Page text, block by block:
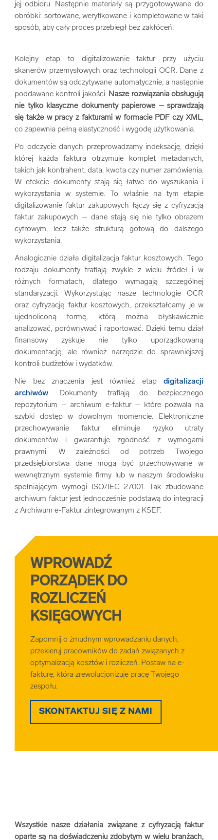
jej odbioru. Następnie materiały są przygotowywane do
obróbki: sortowane, weryfikowane i kompletowane w taki
sposób, aby cały proces przebiegł bez zakłóceń.
Kolejny etap to digitalizowanie faktur przy użyciu
skanerów przemysłowych oraz technologii OCR. Dane z
dokumentów są odczytywane automatycznie, a następnie
poddawane kontroli jakości. Nasze rozwiązania obsługują
nie tylko klasyczne dokumenty papierowe – sprawdzają
się także w pracy z fakturami w formacie PDF czy XML,
co zapewnia pełną elastyczność i wygodę użytkowania.
Po odczycie danych przeprowadzamy indeksację, dzięki
której każda faktura otrzymuje komplet metadanych,
takich jak kontrahent, data, kwota czy numer zamówienia.
W efekcie dokumenty stają się łatwe do wyszukania i
wykorzystania w systemie. To właśnie na tym etapie
digitalizowanie faktur zakupowych łączy się z cyfryzacją
faktur zakupowych – dane stają się nie tylko obrazem
cyfrowym, lecz także strukturą gotową do dalszego
wykorzystania.
Analogicznie działa digitalizacja faktur kosztowych. Tego
rodzaju dokumenty trafiają zwykle z wielu źródeł i w
różnych formatach, dlatego wymagają szczególnej
standaryzacji. Wykorzystując nasze technologie OCR
oraz cyfryzację faktur kosztowych, przekształcamy je w
ujednoliconą formę, którą można błyskawicznie
analizować, porównywać i raportować. Dzięki temu dział
finansowy zyskuje nie tylko uporządkowaną
dokumentację, ale również narzędzie do sprawniejszej
kontroli budżetów i wydatków.
Nie bez znaczenia jest również etap digitalizacji
archiwów. Dokumenty trafiają do bezpiecznego
repozytorium – archiwum e-faktur – które pozwala na
szybki dostęp w dowolnym momencie. Elektroniczne
przechowywanie faktur eliminuje ryzyko utraty
dokumentów i gwarantuje zgodność z wymogami
prawnymi. W zależności od potrzeb Twojego
przedsiębiorstwa dane mogą być przechowywane w
wewnętrznym systemie firmy lub w naszym środowisku
spełniającym wymogi ISO/IEC 27001. Tak zbudowane
archiwum faktur jest jednocześnie podstawą do integracji
z Archiwum e-Faktur zintegrowanym z KSEF.
WPROWADŹ
PORZĄDEK DO
ROZLICZEŃ
KSIĘGOWYCH
Zapomnij o żmudnym wprowadzaniu danych,
przekieruj pracowników do zadań związanych z
optymalizacją kosztów i rozliczeń. Postaw na e-
fakturę, która zrewolucjonizuje pracę Twojego
zespołu.
SKONTAKTUJ SIĘ Z NAMI
Wszystkie nasze działania związane z cyfryzacją faktur
oparte są na doświadczeniu zdobytym w wielu branżach,